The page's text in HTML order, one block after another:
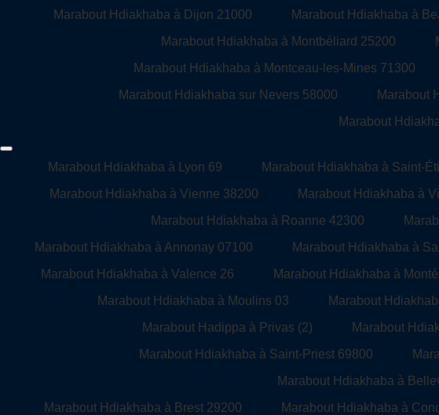
Marabout Hdiakhaba à Dijon 21000
Marabout Hdiakhaba à
Marabout Hdiakhaba à Montbéliard 25200
Marabout Hdiakhaba à Montceau-les-Mines 71300
Marabout Hdiakhaba sur Nevers 58000
Marabout
Marabout
Marabout Hdiakhaba à Lyon 69 Marabout Hdiakhaba à Saint-
Marabout Hdiakhaba à Vienne 38200
Marabout Hdiakhaba à
Marabout Hdiakhaba à Roanne 42300
Marabout Hdiakhaba à Annonay 07100
Marabout Hdiakhaba à
Marabout Hdiakhaba à Valence 26
Marabout Hdiakhaba à
Marabout Hdiakhaba à Moulins 03
Marabout
Marabout Hadippa à Privas (2)
Marabout
Marabout Hdiakhaba à Saint-Priest 69800
Marabout Hdiakhaba à
Marabout Hdiakhaba à Brest 29200
Marabout Hdiakhaba à